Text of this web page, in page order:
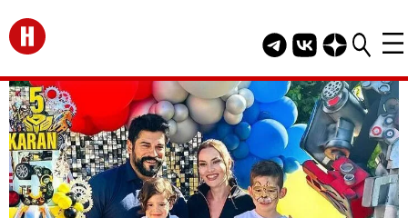
Перейти на главную
Telegram канал
Группа HELLO
Канал